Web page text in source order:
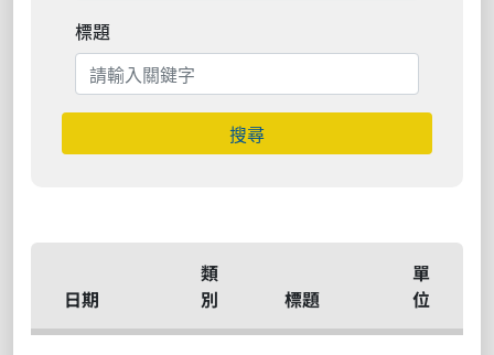
標題
搜尋
日期
類
別
標題
單
位